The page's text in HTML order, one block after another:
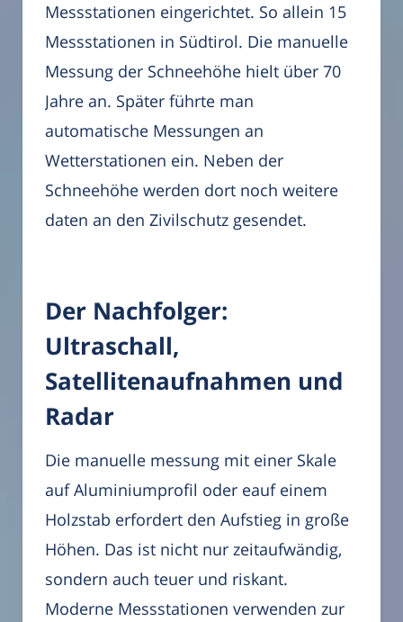
Messstationen eingerichtet. So allein 15
Messstationen in Südtirol. Die manuelle
Messung der Schneehöhe hielt über 70
Jahre an. Später führte man
automatische Messungen an
Wetterstationen ein. Neben der
Schneehöhe werden dort noch weitere
daten an den Zivilschutz gesendet.
Der Nachfolger:
Ultraschall,
Satellitenaufnahmen und
Radar
Die manuelle messung mit einer Skale
auf Aluminiumprofil oder eauf einem
Holzstab erfordert den Aufstieg in große
Höhen. Das ist nicht nur zeitaufwändig,
sondern auch teuer und riskant.
Moderne Messstationen verwenden zur